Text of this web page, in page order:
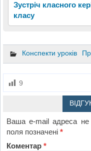
Зустріч класного
класу
Конспекти уроків
9
Ваша e-mail адреса не
поля позначені*
Коментар*